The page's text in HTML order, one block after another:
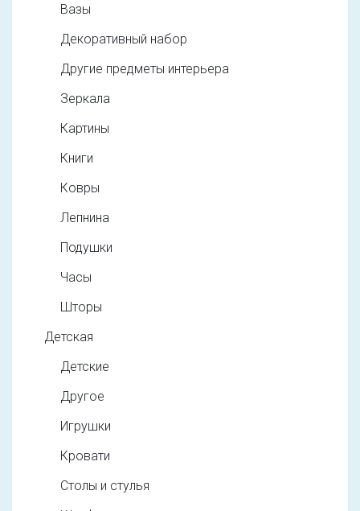
Вазы
Декоративный набор
Другие предметы интерьера
Зеркала
Картины
Книги
Ковры
Лепнина
Подушки
Часы
Шторы
Детская
Детские
Другое
Игрушки
Кровати
Столы и стулья